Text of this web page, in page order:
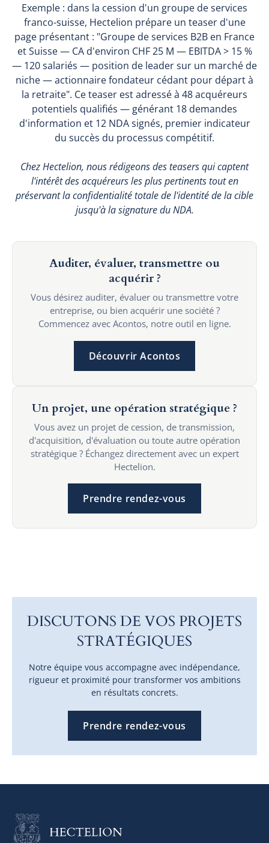
Exemple : dans la cession d'un groupe de services
franco-suisse, Hectelion prépare un teaser d'une
page présentant : "Groupe de services B2B en France
et Suisse — CA d'environ CHF 25 M — EBITDA > 15 %
— 120 salariés — position de leader sur un marché de
niche — actionnaire fondateur cédant pour départ à
la retraite". Ce teaser est adressé à 48 acquéreurs
potentiels qualifiés — générant 18 demandes
d'information et 12 NDA signés, premier indicateur
du succès du processus compétitif.
Chez Hectelion, nous rédigeons des teasers qui captent
l'intérêt des acquéreurs les plus pertinents tout en
préservant la confidentialité totale de l'identité de la cible
jusqu'à la signature du NDA.
Auditer, évaluer, transmettre ou
acquérir ?
Vous désirez auditer, évaluer ou transmettre votre
entreprise, ou bien acquérir une société ?
Commencez avec Acontos, notre outil en ligne.
Découvrir Acontos
Un projet, une opération stratégique ?
Vous avez un projet de cession, de transmission,
d'acquisition, d'évaluation ou toute autre opération
stratégique ? Échangez directement avec un expert
Hectelion.
Prendre rendez-vous
DISCUTONS DE VOS PROJETS
STRATÉGIQUES
Notre équipe vous accompagne avec indépendance,
rigueur et proximité pour transformer vos ambitions
en résultats concrets.
Prendre rendez-vous